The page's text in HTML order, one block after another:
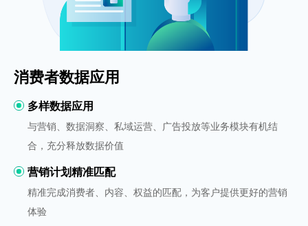
消费者数据应用
多样数据应用
与营销、数据洞察、私域运营、广告投放等业务模块有机结
合，充分释放数据价值
营销计划精准匹配
精准完成消费者、内容、权益的匹配，为客户提供更好的营销
体验